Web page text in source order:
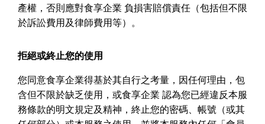
產權，否則應對食享企業 負損害賠償責任（包括但不限
於訴訟費用及律師費用等）。
拒絕或終止您的使用
您同意食享企業得基於其自行之考量，因任何理由，包
含但不限於缺乏使用，或食享企業 認為您已經違反本服
務條款的明文規定及精神，終止您的密碼、帳號（或其